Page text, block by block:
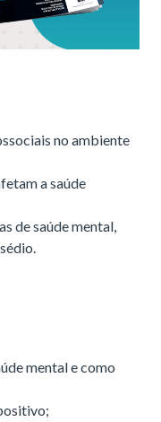
no ambiente
a saúde
de saúde mental,
mental e como